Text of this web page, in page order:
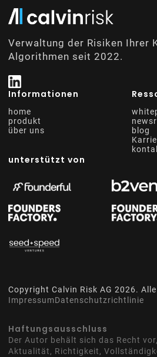
Verwaltung der Risiken Ihrer
Algorithmen seit 2022.
Informationen
home
produkt
über uns
blog
unterstützt von
Copyright Calvin Risk AG 2026.
ImpressumDatenschutzrichtlinie
Haftungsausschluss
Der Autor behält sich das Recht
Aktualität, Richtigkeit,